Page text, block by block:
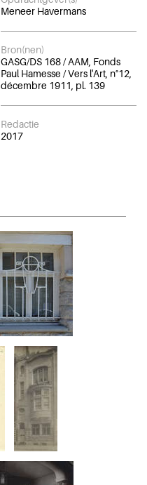
Meneer Havermans
Bron(nen)
GASG/DS 168 / AAM, Fonds
Paul Hamesse / Vers l'Art, n°12,
décembre 1911, pl. 139
Redactie
2017